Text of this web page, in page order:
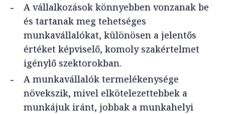
A vállalkozások könnyebben vonzanak be
és tartanak meg tehetséges
munkavállalókat, különösen a jelentős
értéket képviselő, komoly szakértelmet
igénylő szektorokban.
A munkavállalók termelékenysége
növekszik, mivel elkötelezettebbek a
munkájuk iránt, jobbak a munkahelyi